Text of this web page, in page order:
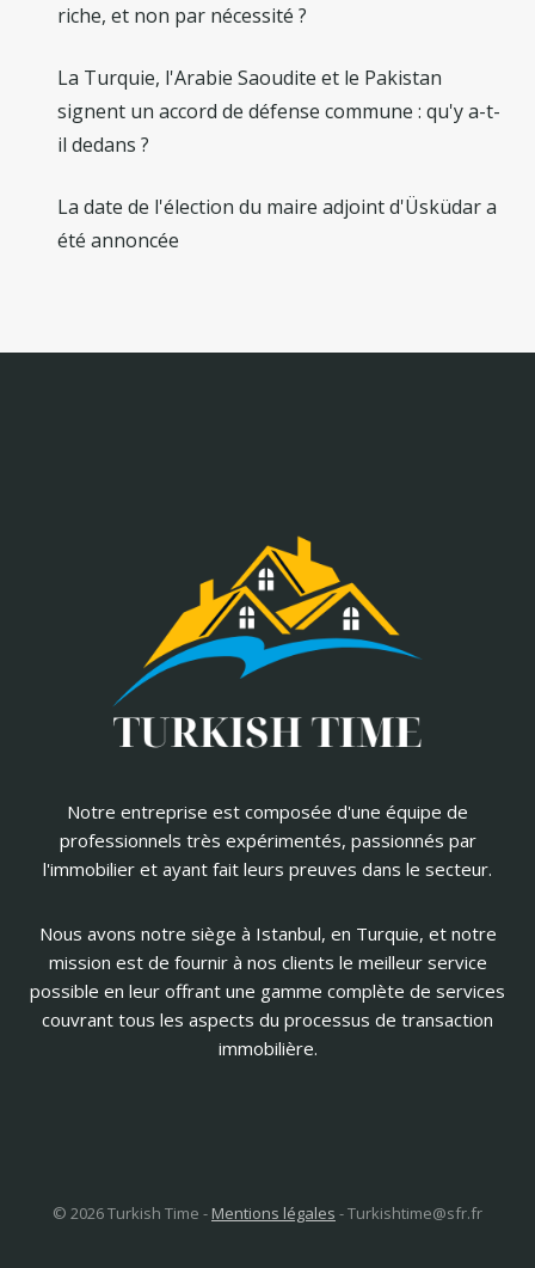
riche, et non par nécessité ?
La Turquie, l'Arabie Saoudite et le Pakistan
signent un accord de défense commune : qu'y a-t-
il dedans ?
La date de l'élection du maire adjoint d'Üsküdar a
été annoncée
Notre entreprise est composée d'une équipe de
professionnels très expérimentés, passionnés par
l'immobilier et ayant fait leurs preuves dans le secteur.
Nous avons notre siège à Istanbul, en Turquie, et notre
mission est de fournir à nos clients le meilleur service
possible en leur offrant une gamme complète de services
couvrant tous les aspects du processus de transaction
immobilière.
© 2026 Turkish Time - Mentions légales -Turkishtime@sfr.fr